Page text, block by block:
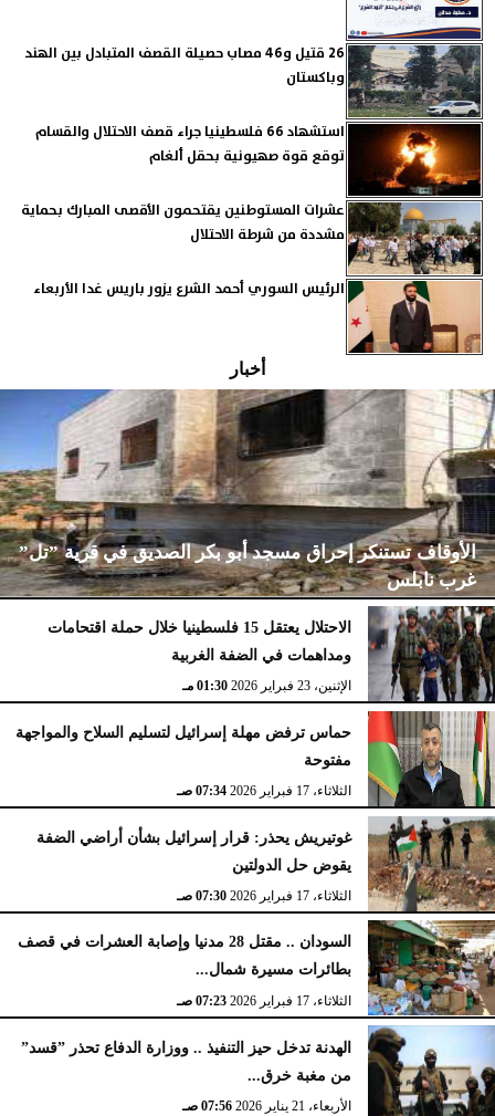
26 قتيل و46 مصاب حصيلة القصف المتبادل بين الهند
وباكستان
استشهاد 66 فلسطينيا جراء قصف الاحتلال والقسام
توقع قوة صهيونية بحقل ألغام
عشرات المستوطنين يقتحمون الأقصى المبارك بحماية
مشددة من شرطة الاحتلال
الرئيس السوري أحمد الشرع يزور باريس غدا الأربعاء
أخبار
الأوقاف تستنكر إحراق مسجد أبو بكر الصديق في قرية ”تل”
غرب نابلس
الإثنين، 23 فبراير 2026 02:15 مـ
الاحتلال يعتقل 15 فلسطينيا خلال حملة اقتحامات
ومداهمات في الضفة الغربية
الإثنين، 23 فبراير 2026 01:30 مـ
حماس ترفض مهلة إسرائيل لتسليم السلاح والمواجهة
مفتوحة
الثلاثاء، 17 فبراير 2026 07:34 صـ
غوتيريش يحذر: قرار إسرائيل بشأن أراضي الضفة
يقوض حل الدولتين
الثلاثاء، 17 فبراير 2026 07:30 صـ
السودان .. مقتل 28 مدنيا وإصابة العشرات في قصف
بطائرات مسيرة شمال...
الثلاثاء، 17 فبراير 2026 07:23 صـ
الهدنة تدخل حيز التنفيذ .. ووزارة الدفاع تحذر ”قسد”
من مغبة خرق...
الأربعاء، 21 يناير 2026 07:56 صـ